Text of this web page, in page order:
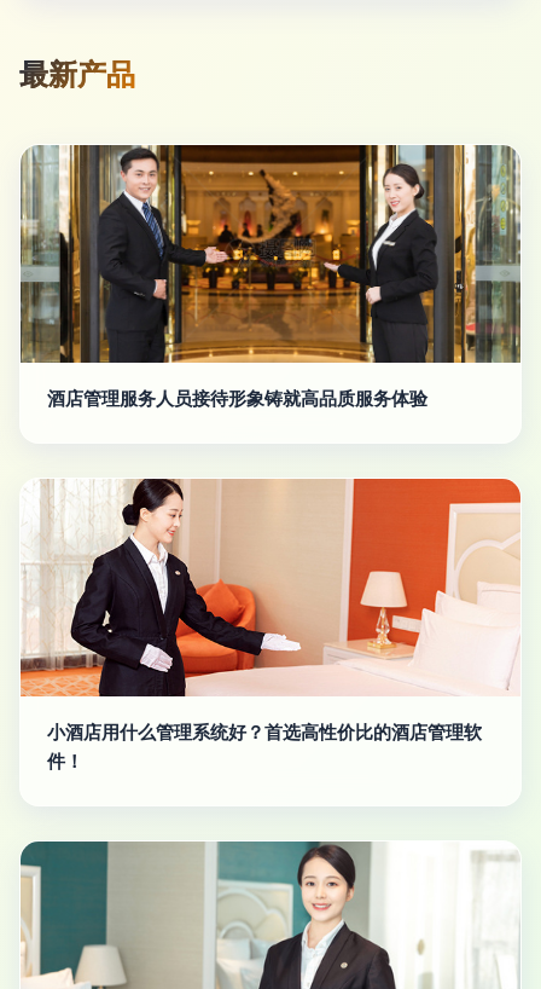
最新产品
酒店管理服务人员接待形象铸就高品质服务体验
小酒店用什么管理系统好？首选高性价比的酒店管理软
件！